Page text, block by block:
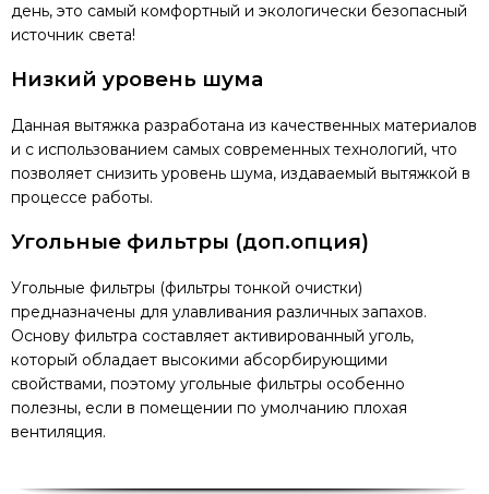
день, это самый комфортный и экологически безопасный
источник света!
Низкий уровень шума
Данная вытяжка разработана из качественных материалов
и с использованием самых современных технологий, что
позволяет снизить уровень шума, издаваемый вытяжкой в
процессе работы.
Угольные фильтры (доп.опция)
Угольные фильтры (фильтры тонкой очистки)
предназначены для улавливания различных запахов.
Основу фильтра составляет активированный уголь,
который обладает высокими абсорбирующими
свойствами, поэтому угольные фильтры особенно
полезны, если в помещении по умолчанию плохая
вентиляция.